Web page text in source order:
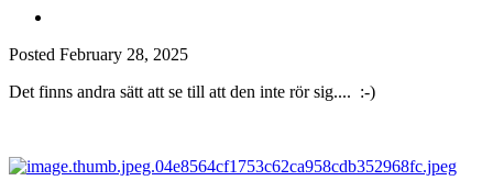
Posted February 28, 2025
Det finns andra sätt att se till att den inte rör sig.... :-)